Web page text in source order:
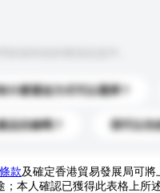
什麼運送方式可以選擇？
品目錄嗎？ 我可以先
款及確定香港貿易發展局可
；本人確認已獲得此表格上所